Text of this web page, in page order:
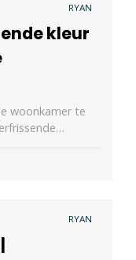
RYAN
kleur
woonkamer te
RYAN